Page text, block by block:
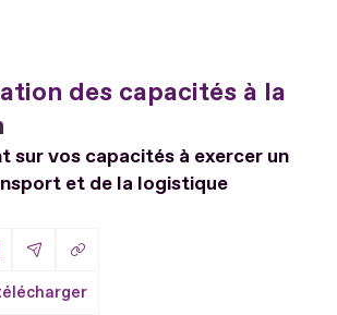
des capacités à la
sur vos capacités à exercer un
et de la logistique
Facebook
sur X sur LinkedIn
Partager par Email
Copier le lien